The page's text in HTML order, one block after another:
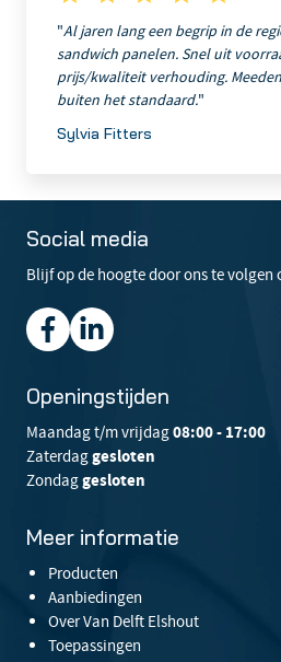
"Al jaren lang een begrip in de
sandwich panelen. Snel uit
prijs/kwaliteit verhouding.
buiten het standaard."
Sylvia Fitters
Social media
Blijf op de hoogte door ons te volgen
Openingstijden
Maandag t/m vrijdag08:00 - 17:00
Zaterdaggesloten
Zondaggesloten
Meer informatie
Producten
Aanbiedingen
Over Van Delft Elshout
Toepassingen